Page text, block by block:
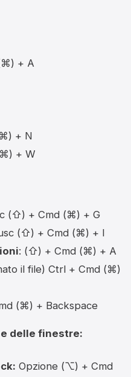
+ A
+ N
+ W
(⇧) + Cmd (⌘) + G
(⇧) + Cmd (⌘) + I
: (⇧) + Cmd (⌘) + A
il file) Ctrl + Cmd (⌘)
(⌘) + Backspace
delle finestre:
Opzione (⌥) + Cmd